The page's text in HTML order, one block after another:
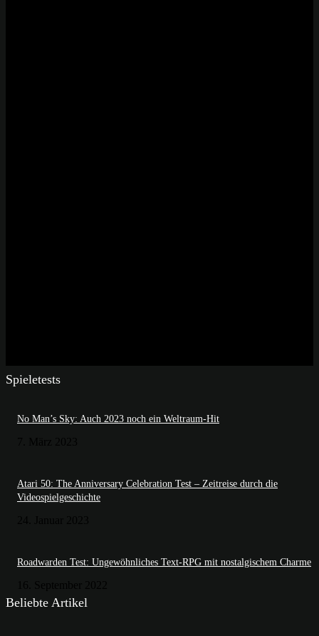
Spieletests
No Man’s Sky: Auch 2023 noch ein Weltraum-Hit
Atari 50: The Anniversary Celebration Test – Zeitreise durch die
Videospielgeschichte
Roadwarden Test: Ungewöhnliches Text-RPG mit nostalgischem Charme
Beliebte Artikel